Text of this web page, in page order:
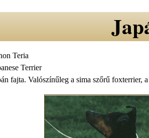
Teria
Terrier
fajta. Valószínűleg a sima szőrű foxterrier,